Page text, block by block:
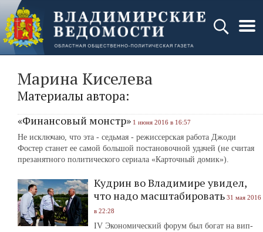
Марина Киселева
Материалы автора:
«Финансовый монстр» 1 июня 2016 в 16:57
Не исключаю, что эта - седьмая - режиссерская работа Джоди
Фостер станет ее самой большой постановочной удачей (не считая
презанятного политического сериала «Карточный домик»).
Кудрин во Владимире увидел,
что надо масштабировать 31 мая 2016
в 22:28
IV Экономический форум был богат на вип-